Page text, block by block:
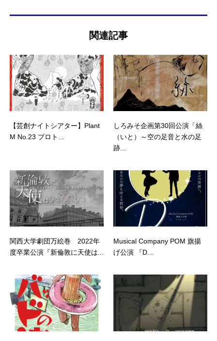
関連記事
【芸創ナイトシアター】Plant
M No.23 プロト...
しろみそ企画第30回公演「絲
（いと）～空の足音と水の足
跡...
関西大学劇団万絵巻 2022年
度卒業公演『新倫敦に天使は...
Musical Company POM 旗揚
げ公演 『D...